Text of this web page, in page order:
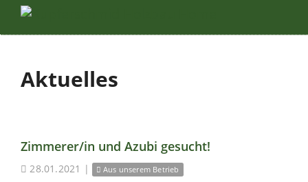
Aktuelles
Zimmerer/in und Azubi gesucht!
28.01.2021 | Aus unserem Betrieb